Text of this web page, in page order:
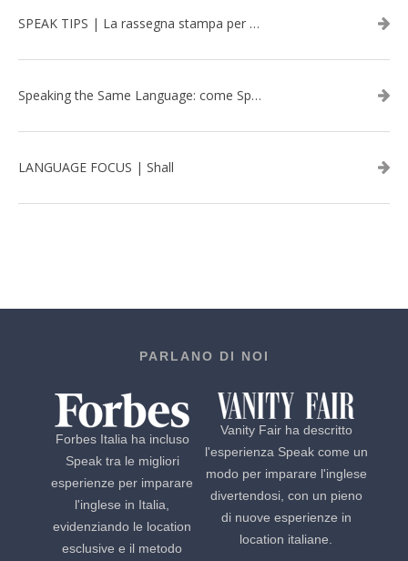
SPEAK TIPS | La rassegna stampa per migliorare l’inglese - febbraio 2026
Speaking the Same Language: come Speak aiuta a rafforzare i team attraverso il Team Building in inglese
LANGUAGE FOCUS | Shall
PARLANO DI NOI
Forbes Italia ha incluso
Speak tra le migliori
esperienze per imparare
l'inglese in Italia,
evidenziando le location
esclusive e il metodo
Vanity Fair ha descritto
l'esperienza Speak come un
modo per imparare l'inglese
divertendosi, con un pieno
di nuove esperienze in
location italiane.